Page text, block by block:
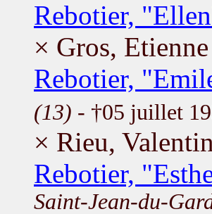
Rebotier,
× Gros, Etienne
Rebotier,
(13) - †05 juillet
× Rieu,
Rebotier,
Saint-Jean-du-